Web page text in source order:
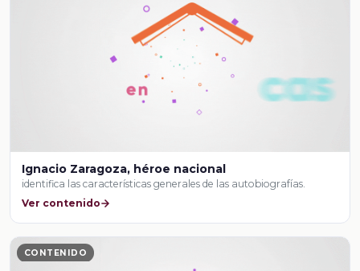
Ignacio Zaragoza, héroe nacional
identifica las características generales de las autobiografías.
Ver contenido
CONTENIDO